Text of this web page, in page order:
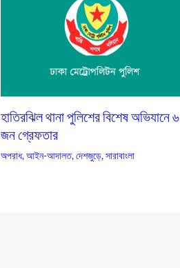
হাতিরঝিল থানা পুলিশের বিশেষ অভিযানে ৬
জন গ্রেফতার
অপরাধ,আইন-আদালত,দেশজুড়ে,সারাবাংলা